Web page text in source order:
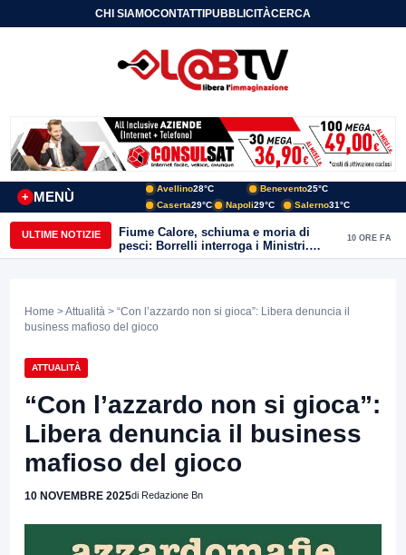
CHI SIAMOCONTATTIPUBBLICITÀCERCA
MENÙ
+
Avellino28°C Benevento25°C
Caserta29°C Napoli29°C Salerno31°C
ULTIME NOTIZIE
Fiume Calore, schiuma e moria di
pesci: Borrelli interroga i Ministri.
“Benevento paga l’assenza del
10 ORE FA
Home >Attualità > “Con l’azzardo non si gioca”: Libera denuncia il
business mafioso del gioco
ATTUALITÀ
“Con l’azzardo non si gioca”:
Libera denuncia il business
mafioso del gioco
10 NOVEMBRE 2025di Redazione Bn